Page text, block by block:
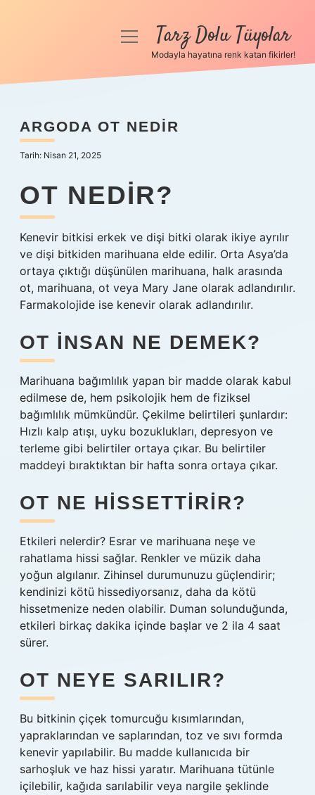
Anasayfa
Yasal Uyarı
menüyüTarz Dolu Tüyolar
Modayla hayatına renk katan fikirler!
ARGODA OT NEDIR
Tarih: Nisan 21, 2025
OT NEDIR?
Kenevir bitkisi erkek ve dişi bitki olarak ikiye ayrılır
ve dişi bitkiden marihuana elde edilir. Orta Asya’da
ortaya çıktığı düşünülen marihuana, halk arasında
ot, marihuana, ot veya Mary Jane olarak adlandırılır.
Farmakolojide ise kenevir olarak adlandırılır.
OT INSAN NE DEMEK?
Marihuana bağımlılık yapan bir madde olarak kabul
edilmese de, hem psikolojik hem de fiziksel
bağımlılık mümkündür. Çekilme belirtileri şunlardır:
Hızlı kalp atışı, uyku bozuklukları, depresyon ve
terleme gibi belirtiler ortaya çıkar. Bu belirtiler
maddeyi bıraktıktan bir hafta sonra ortaya çıkar.
OT NE HISSETTIRIR?
Etkileri nelerdir? Esrar ve marihuana neşe ve
rahatlama hissi sağlar. Renkler ve müzik daha
yoğun algılanır. Zihinsel durumunuzu güçlendirir;
kendinizi kötü hissediyorsanız, daha da kötü
hissetmenize neden olabilir. Duman solunduğunda,
etkileri birkaç dakika içinde başlar ve 2 ila 4 saat
sürer.
OT NEYE SARILIR?
Bu bitkinin çiçek tomurcuğu kısımlarından,
yapraklarından ve saplarından, toz ve sıvı formda
kenevir yapılabilir. Bu madde kullanıcıda bir
sarhoşluk ve haz hissi yaratır. Marihuana tütünle
içilebilir, kağıda sarılabilir veya nargile şeklinde